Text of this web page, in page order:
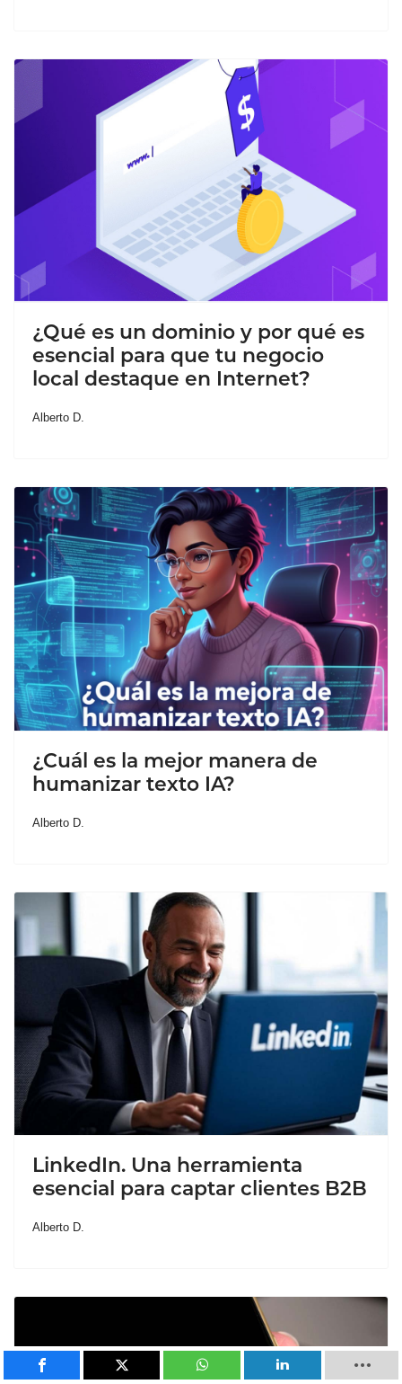
¿Qué es un dominio y por qué es
esencial para que tu negocio
local destaque en Internet?
Alberto D.
¿Cuál es la mejor manera de
humanizar texto IA?
Alberto D.
LinkedIn. Una herramienta
esencial para captar clientes B2B
Alberto D.